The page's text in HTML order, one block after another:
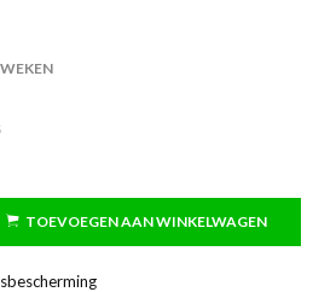
TOEVOEGEN AAN WINKELWAGEN